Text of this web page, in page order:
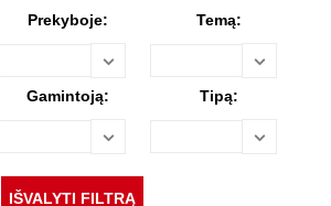
Prekyboje: Temą:
Gamintoją: Tipą: